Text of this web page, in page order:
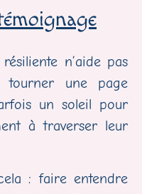
n’aide pas
tourner une page
un soleil pour
à traverser leur
: faire entendre